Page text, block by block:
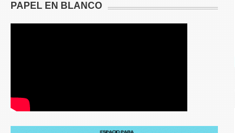
PAPEL EN BLANCO